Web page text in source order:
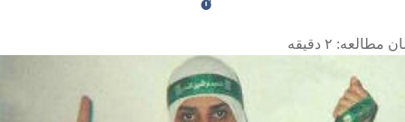
مطالعه: ۲ دقیقه